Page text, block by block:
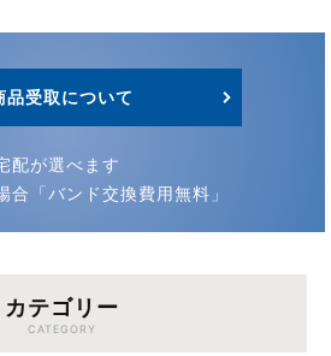
品受取について
配が選べます
合「バンド交換費用無料」
カテゴリー
CATEGORY